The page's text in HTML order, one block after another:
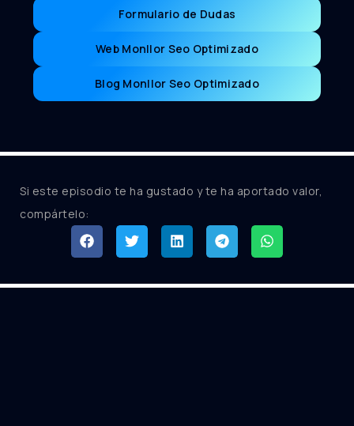
Formulario de Dudas
Web Monllor Seo Optimizado
Blog Monllor Seo Optimizado
Si este episodio te ha gustado y te ha aportado valor,
compártelo: